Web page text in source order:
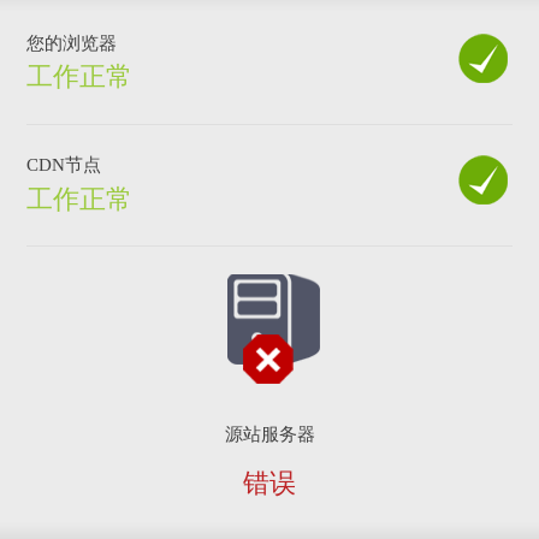
您的浏览器
工作正常
CDN节点
工作正常
源站服务器
错误